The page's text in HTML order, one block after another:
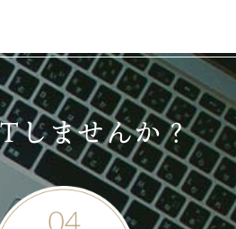
しませんか？